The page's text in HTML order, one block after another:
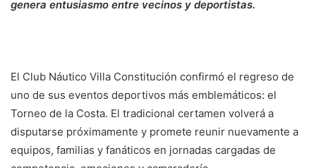
genera entusiasmo entre vecinos y deportistas.
El Club Náutico Villa Constitución confirmó el regreso de
uno de sus eventos deportivos más emblemáticos: el
Torneo de la Costa. El tradicional certamen volverá a
disputarse próximamente y promete reunir nuevamente a
equipos, familias y fanáticos en jornadas cargadas de